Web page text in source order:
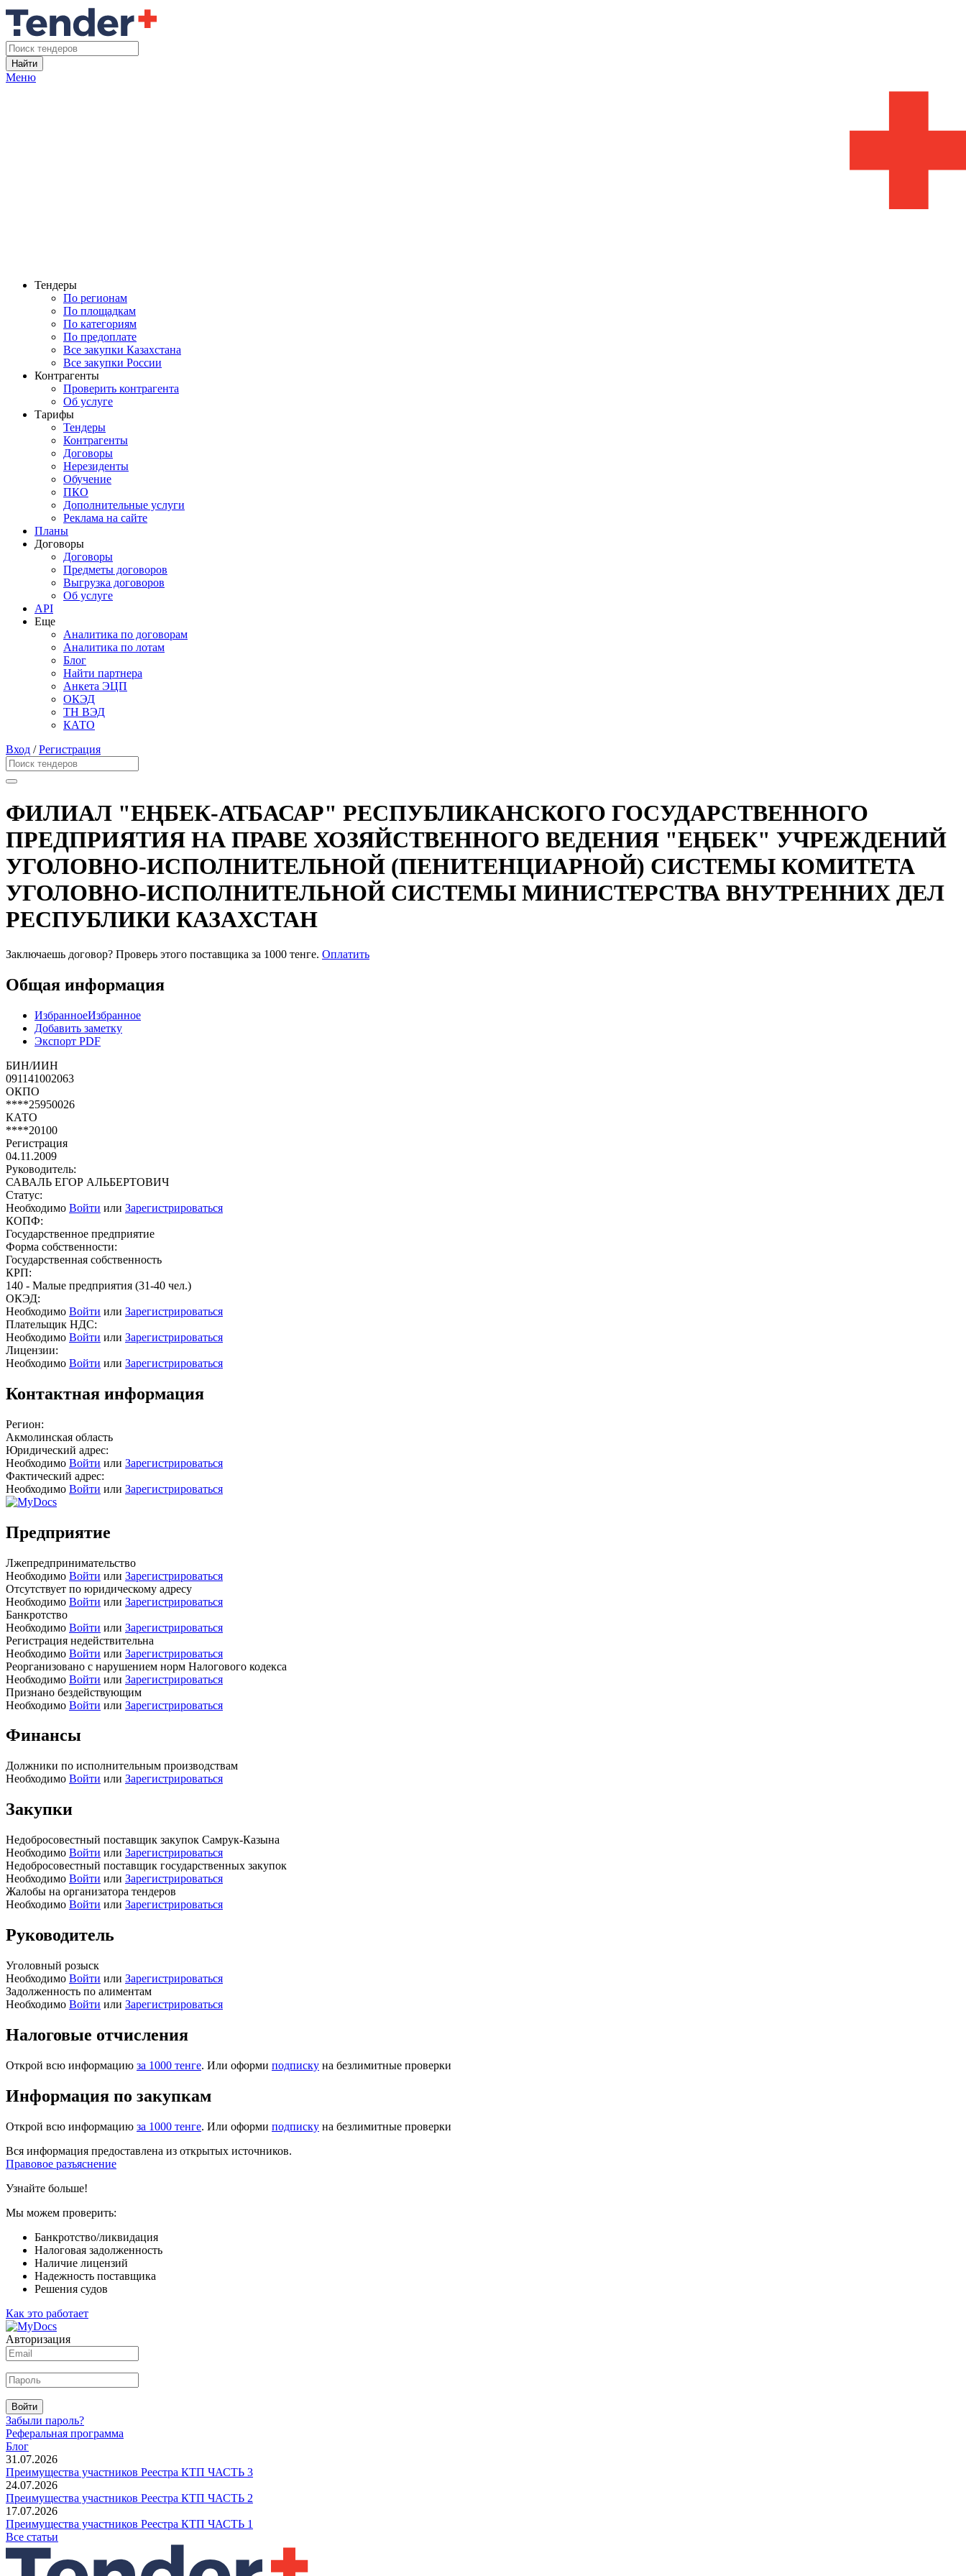
Найти
Меню
Тендеры
По регионам
По площадкам
По категориям
По предоплате
Все закупки Казахстана
Все закупки России
Контрагенты
Проверить контрагента
Об услуге
Тарифы
Тендеры
Контрагенты
Договоры
Нерезиденты
Обучение
ПКО
Дополнительные услуги
Реклама на сайте
Планы
Договоры
Договоры
Предметы договоров
Выгрузка договоров
Об услуге
API
Еще
Аналитика по договорам
Аналитика по лотам
Блог
Найти партнера
Анкета ЭЦП
ОКЭД
ТН ВЭД
КАТО
Вход /Регистрация
ФИЛИАЛ "ЕҢБЕК-АТБАСАР" РЕСПУБЛИКАНСКОГО ГОСУДАРСТВЕННОГО
ПРЕДПРИЯТИЯ НА ПРАВЕ ХОЗЯЙСТВЕННОГО ВЕДЕНИЯ "ЕҢБЕК" УЧРЕЖДЕНИЙ
УГОЛОВНО-ИСПОЛНИТЕЛЬНОЙ (ПЕНИТЕНЦИАРНОЙ) СИСТЕМЫ КОМИТЕТА
УГОЛОВНО-ИСПОЛНИТЕЛЬНОЙ СИСТЕМЫ МИНИСТЕРСТВА ВНУТРЕННИХ ДЕЛ
РЕСПУБЛИКИ КАЗАХСТАН
Заключаешь договор? Проверь этого поставщика за 1000 тенге. Оплатить
Общая информация
ИзбранноеИзбранное
Добавить заметку
Экспорт PDF
БИН/ИИН
091141002063
ОКПО
****25950026
КАТО
****20100
Регистрация
04.11.2009
Руководитель:
САВАЛЬ ЕГОР АЛЬБЕРТОВИЧ
Статус:
Необходимо Войти или Зарегистрироваться
КОПФ:
Государственное предприятие
Форма собственности:
Государственная собственность
КРП:
140 - Малые предприятия (31-40 чел.)
ОКЭД:
Необходимо Войти или Зарегистрироваться
Плательщик НДС:
Необходимо Войти или Зарегистрироваться
Лицензии:
Необходимо Войти или Зарегистрироваться
Контактная информация
Регион:
Акмолинская область
Юридический адрес:
Необходимо Войти или Зарегистрироваться
Фактический адрес:
Необходимо Войти или Зарегистрироваться
Предприятие
Лжепредпринимательство
Необходимо Войти или Зарегистрироваться
Отсутствует по юридическому адресу
Необходимо Войти или Зарегистрироваться
Банкротство
Необходимо Войти или Зарегистрироваться
Регистрация недействительна
Необходимо Войти или Зарегистрироваться
Реорганизовано с нарушением норм Налогового кодекса
Необходимо Войти или Зарегистрироваться
Признано бездействующим
Необходимо Войти или Зарегистрироваться
Финансы
Должники по исполнительным производствам
Необходимо Войти или Зарегистрироваться
Закупки
Недобросовестный поставщик закупок Самрук-Казына
Необходимо Войти или Зарегистрироваться
Недобросовестный поставщик государственных закупок
Необходимо Войти или Зарегистрироваться
Жалобы на организатора тендеров
Необходимо Войти или Зарегистрироваться
Руководитель
Уголовный розыск
Необходимо Войти или Зарегистрироваться
Задолженность по алиментам
Необходимо Войти или Зарегистрироваться
Налоговые отчисления
Открой всю информацию за 1000 тенге. Или оформи подписку на безлимитные проверки
Информация по закупкам
Открой всю информацию за 1000 тенге. Или оформи подписку на безлимитные проверки
Вся информация предоставлена из открытых источников.
Правовое разъяснение
Узнайте больше!
Мы можем проверить:
Банкротство/ликвидация
Налоговая задолженность
Наличие лицензий
Надежность поставщика
Решения судов
Как это работает
Авторизация
Войти
Забыли пароль?
Реферальная программа
Блог
31.07.2026
Преимущества участников Реестра КТП ЧАСТЬ 3
24.07.2026
Преимущества участников Реестра КТП ЧАСТЬ 2
17.07.2026
Преимущества участников Реестра КТП ЧАСТЬ 1
Все статьи